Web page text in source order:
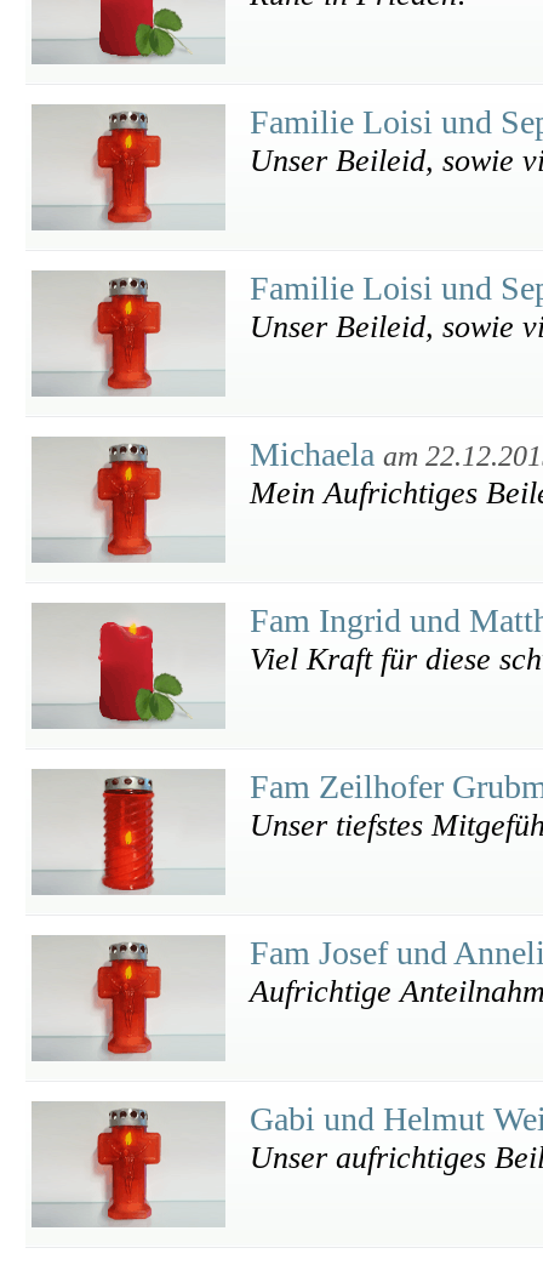
Familie Loisi und
Unser Beileid, sowie
Familie Loisi und
Unser Beileid, sowie
Michaela am
Mein Aufrichtiges
Fam Ingrid und
Viel Kraft für diese
Fam Zeilhofer
Unser tiefstes
Fam Josef und
Aufrichtige
Gabi und Helmut
Unser aufrichtiges